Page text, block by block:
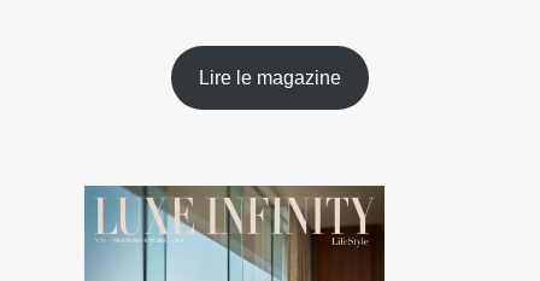
Lire le magazine